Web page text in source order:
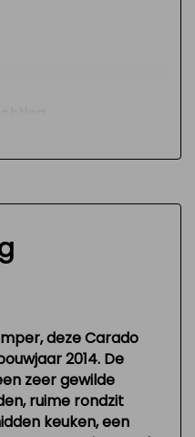
bestuurders stoel
goed
deze Carado
2014. De
zeer gewilde
ruime rondzit
keuken, een